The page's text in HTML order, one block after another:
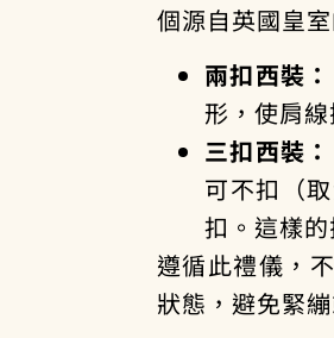
個源自英國皇
兩扣西裝：
形，使肩
三扣西裝：
可不扣（
扣。這樣
遵循此禮儀，
狀態，避免緊